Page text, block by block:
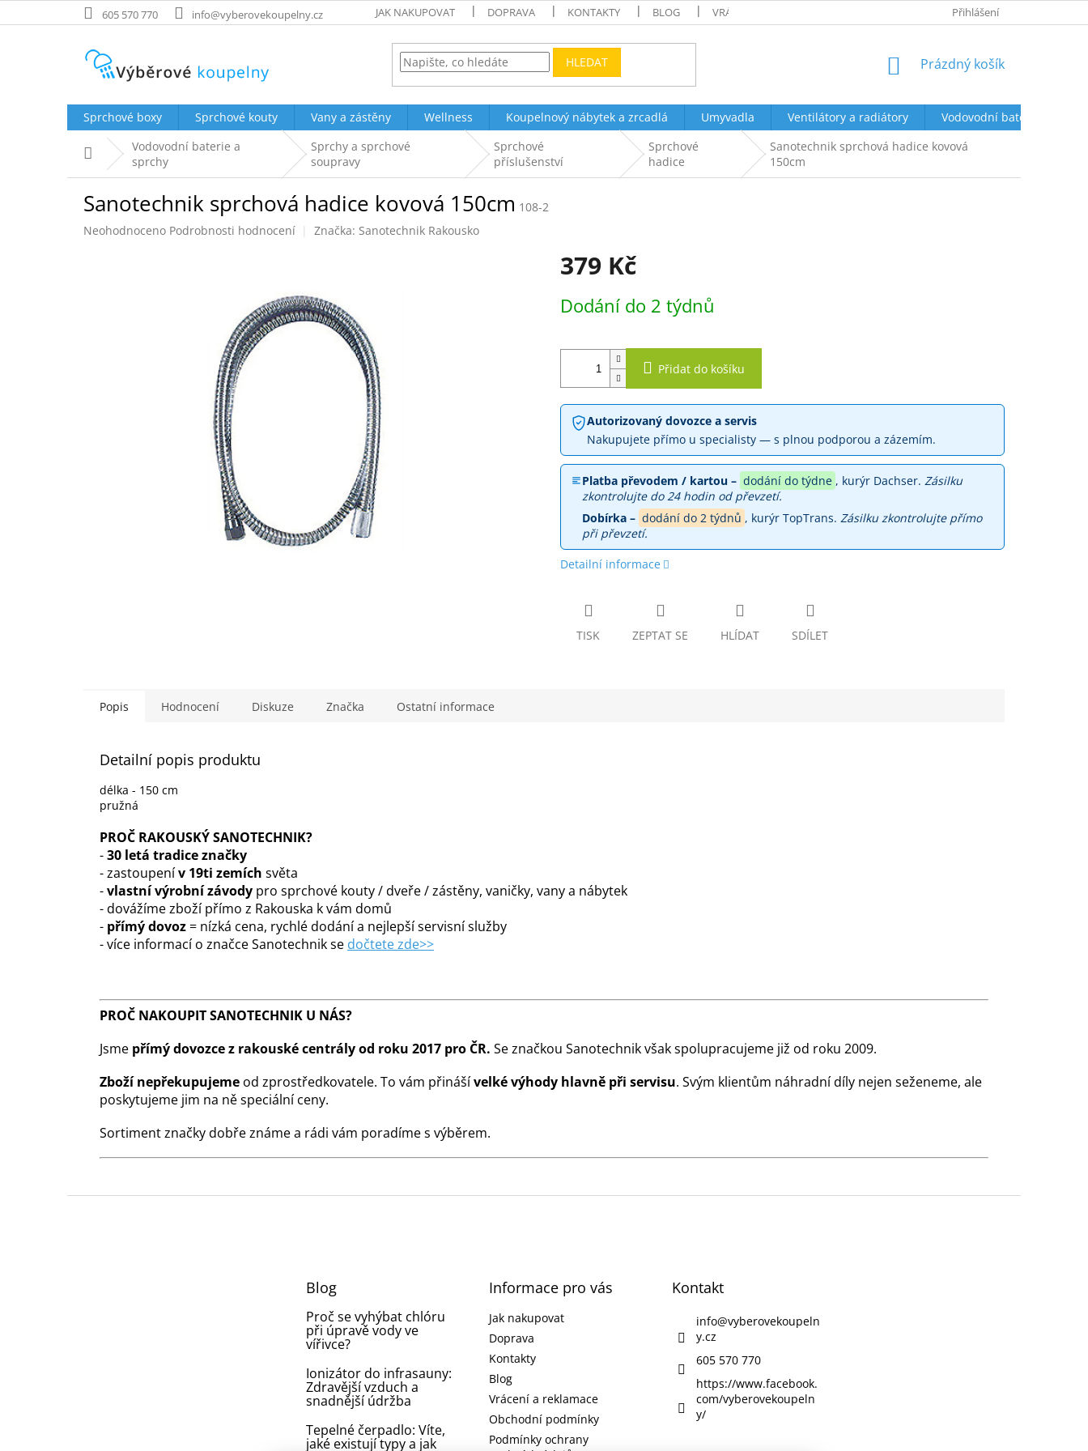
na
605 570 770 info@vyberovekoupelny.cz JAK NAKUPOVAT DOPRAVA KONTAKTY BLOG VRÁCENÍ A REKLAMACE OBCHODNÍ PODMÍNKYPřihlášení
HLEDAT
NÁKUPNÍ
Prázdný košík
Sprchové boxy Sprchové kouty Vany a zástěny Wellness Koupelnový nábytek a zrcadlá Umyvadla Ventilátory a radiátory Vodovodní baterie a
Domů Vodovodní baterie a
sprchy
Sprchy a sprchové
soupravy
Sprchové
příslušenství
Sprchové
hadice
Sanotechnik sprchová hadice kovová
150cm
Sanotechnik sprchová hadice kovová 150cm 108-2
Průměrné
Neohodnoceno Podrobnosti hodnocení Značka: Sanotechnik Rakousko
379 Kč
cena:
Dodání do 2 týdnů
Přidat do košíku
Autorizovaný dovozce a servis
Nakupujete přímo u specialisty — s plnou podporou a zázemím.
Platba převodem / kartou – dodání do týdne , kurýr Dachser.Zásilku
zkontrolujte do 24 hodin od převzetí.
Dobírka – dodání do 2 týdnů , kurýr TopTrans.Zásilku zkontrolujte přímo
při převzetí.
Detailní informace
TISK ZEPTAT SE HLÍDAT SDÍLET
Popis Hodnocení Diskuze Značka Ostatní informace
Detailní popis produktu
délka - 150 cm
pružná
PROČ RAKOUSKÝ SANOTECHNIK?
-30 letá tradice značky
- zastoupenív 19ti zemích světa
-vlastní výrobní závody pro sprchové kouty / dveře / zástěny, vaničky, vany a nábytek
- dovážíme zboží přímo z Rakouska k vám domů
- přímý dovoz= nízká cena, rychlé dodání a nejlepší servisní služby
- více informací o značce Sanotechnik se dočtete zde>>
PROČ NAKOUPIT SANOTECHNIK U NÁS?
Jsme přímý dovozce z rakouské centrály od roku 2017 pro ČR. Se značkou Sanotechnik však spolupracujeme již od roku 2009.
Zboží nepřekupujeme od zprostředkovatele. To vám přinášívelké výhody hlavně při servisu. Svým klientům náhradní díly nejen seženeme, ale
poskytujeme jim na ně speciální ceny.
Sortiment značky dobře známe a rádi vám poradíme s výběrem.
Blog
Proč se vyhýbat chlóru
při úpravě vody ve
vířivce?
Ionizátor do infrasauny:
Zdravější vzduch a
snadnější údržba
Tepelné čerpadlo: Víte,
jaké existují typy a jak
Informace pro vás
Jak nakupovat
Doprava
Kontakty
Blog
Vrácení a reklamace
Obchodní podmínky
Podmínky ochrany
Kontakt
info@vyberovekoupeln
y.cz
605 570 770
https://www.facebook.
com/vyberovekoupeln
y/